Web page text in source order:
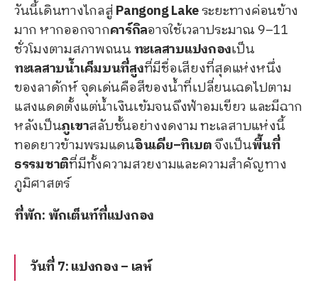
วันนี้เดินทางไกลสู่Pangong Lakeระยะทางค่อนข้าง
มาก หากออกจากคาร์กิลอาจใช้เวลาประมาณ 9–11
ชั่วโมงตามสภาพถนน ทะเลสาบแปงกองเป็น
ทะเลสาบน้ำเค็มบนที่สูงที่มีชื่อเสียงที่สุดแห่งหนึ่ง
ของลาดักห์ จุดเด่นคือสีของน้ำที่เปลี่ยนเฉดไปตาม
แสงแดดตั้งแต่น้ำเงินเข้มจนถึงฟ้าอมเขียว และมีฉาก
หลังเป็นภูเขาสลับชั้นอย่างงดงาม ทะเลสาบแห่งนี้
ทอดยาวข้ามพรมแดนอินเดีย–ทิเบตจึงเป็นพื้นที่
ธรรมชาติที่มีทั้งความสวยงามและความสำคัญทาง
ภูมิศาสตร์
ที่พัก: พักเต็นท์ที่แปงกอง
วันที่ 7: แปงกอง – เลห์